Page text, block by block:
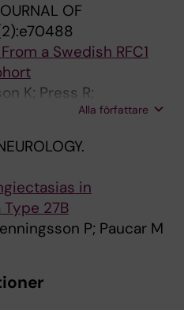
OF
a Swedish RFC1
K; Press R;
A; Niemela V; Terinte
Alla författare
in
27B
P; Paucar M